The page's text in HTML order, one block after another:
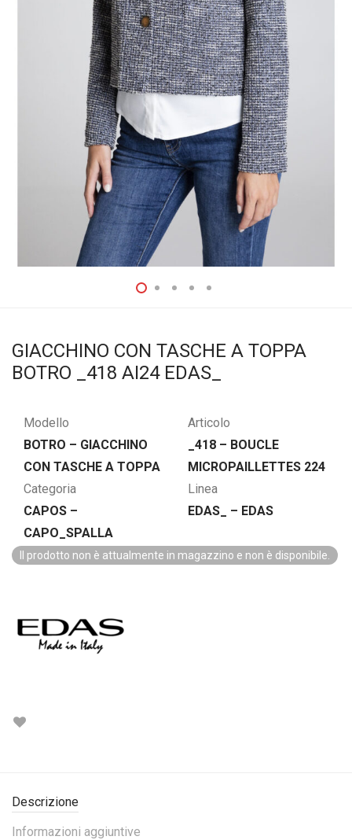
GIACCHINO CON TASCHE A TOPPA
BOTRO _418 AI24 EDAS_
Modello
BOTRO – GIACCHINO
CON TASCHE A TOPPA
Articolo
_418 – BOUCLE
MICROPAILLETTES 224
Categoria
CAPOS –
CAPO_SPALLA
Linea
EDAS_ – EDAS
Il prodotto non è attualmente in magazzino e non è disponibile.
Descrizione
Informazioni aggiuntive